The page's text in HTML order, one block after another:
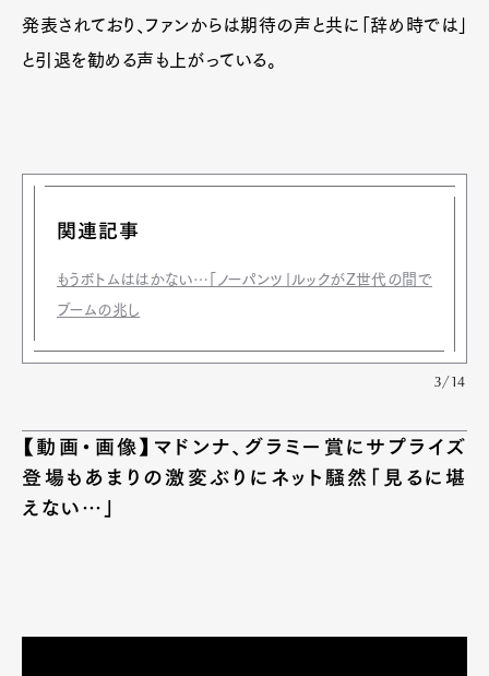
発表されており、ファンからは期待の声と共に「辞め時では」
と引退を勧める声も上がっている。
関連記事
もうボトムははかない…「ノーパンツ」ルックがZ世代の間で
ブームの兆し
3/14
【動画・画像】マドンナ、グラミー賞にサプライズ
登場もあまりの激変ぶりにネット騒然「見るに堪
えない…」